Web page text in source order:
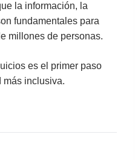
la información, la
fundamentales para
millones de personas.
es el primer paso
más inclusiva.